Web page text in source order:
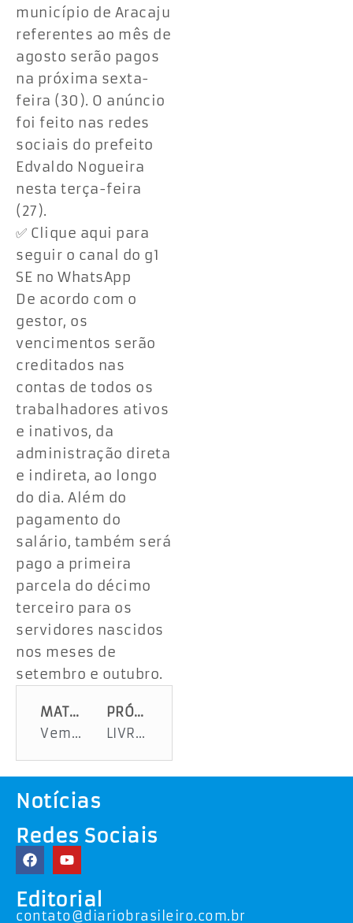
município de Aracaju
referentes ao mês de
agosto serão pagos
na próxima sexta-
feira (30). O anúncio
foi feito nas redes
sociais do prefeito
Edvaldo Nogueira
nesta terça-feira
(27).
✅ Clique aqui para
seguir o canal do g1
SE no WhatsApp
De acordo com o
gestor, os
vencimentos serão
creditados nas
contas de todos os
trabalhadores ativos
e inativos, da
administração direta
e indireta, ao longo
do dia. Além do
pagamento do
salário, também será
pago a primeira
parcela do décimo
terceiro para os
servidores nascidos
nos meses de
setembro e outubro.
MATÉRIA ANTERIOR
Vem comigo na fmcidadania.com.br Informações, orações e boa música, 24 horas no ar
PRÓXIMA MATÉRIA
LIVRO COM OS MANUSCRITOS DE SANTA DULCE SERÁ LANÇADO EM SERGIPE
Notícias
Redes Sociais
Editorial
contato@diariobrasileiro.com.br